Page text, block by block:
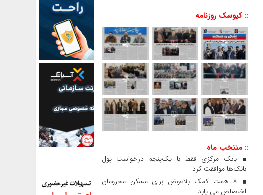
:: کیوسک روزنامه
:: منتخب ماه
بانک مرکزی فقط با یک‌‎پنجم درخواست پول
بانک‌ها موافقت کرد
۸ همت کمک بلاعوض برای مسکن محرومان
اختصاص می یابد